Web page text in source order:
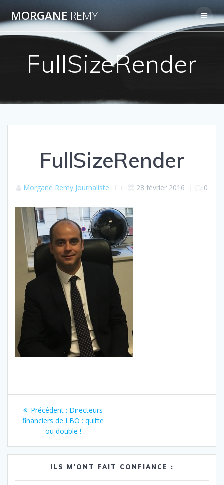
contenu
MORGANE REMY
FullSizeRender
FullSizeRender
Morgane Remy Journaliste 28 février 2016 | 0
Navigation
de
l’article
Précédent : Article
précédent
:
Directeurs
financiers de LBO : quitte
ou double !
ILS M’ONT FAIT CONFIANCE :